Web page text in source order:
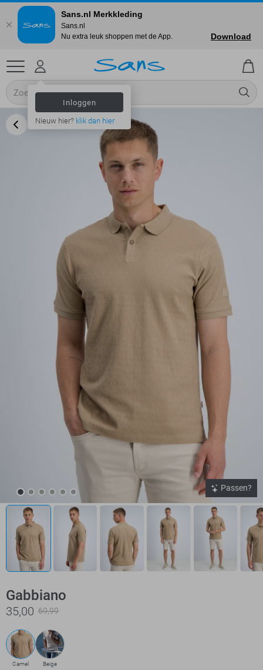
Inloggen
Nieuw hier? klik dan hier
Passen?
Gabbiano
35,00 69,99
Camel Beige
Sans.nl Merkkleding
Sans.nl
Nu extra leuk shoppen met de App.
Download